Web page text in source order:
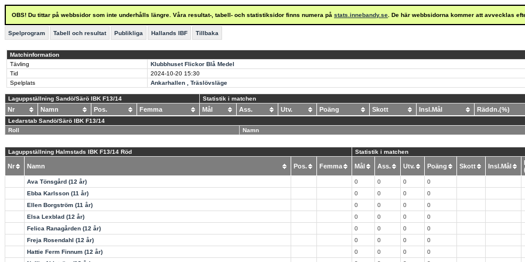
OBS! Du tittar på webbsidor som inte underhålls längre. Våra resultat-, tabell- och statistiksidor finns numera på stats.innebandy.se . De här webbsidorna kommer att avvecklas
Spelprogram Tabell och resultat Publikliga Hallands IBF Tillbaka
Matchinformation
Tävling
Klubbhuset Flickor Blå Medel
Tid
2024-10-20 15:30
Spelplats
Ankarhallen , Träslövsläge
Laguppställning Sandö/Särö IBK F13/14 Statistik i matchen
Nr Namn Pos. Femma Mål Ass. Utv. Poäng Skott Insl.Mål Räddn.(%)
Ledarstab Sandö/Särö IBK F13/14
Roll
Namn
Laguppställning Halmstads IBK F13/14 Röd Statistik i matchen
Nr Namn Pos. Femma Mål Ass. Utv. Poäng Skott Insl.Mål
Ava Tönsgård (12 år) 0 0 0
0
Ebba Karlsson (11 år)
0 0 0
0
Ellen Borgström (11 år)
0 0 0
0
Elsa Lexblad (12 år)
0 0 0
0
Felica Ranagården (12 år)
0 0 0
0
Freja Rosendahl (12 år)
0 0 0
0
Hattie Ferm Finnum (12 år)
0 0 0
0